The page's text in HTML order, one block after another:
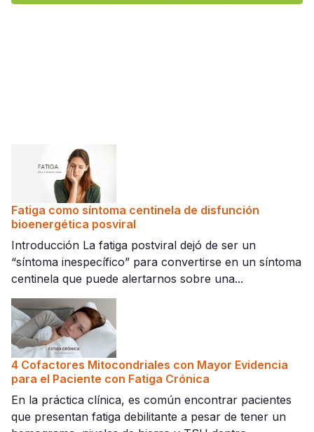
Fatiga como síntoma centinela de disfunción
bioenergética posviral
Introducción La fatiga postviral dejó de ser un
“síntoma inespecífico” para convertirse en un síntoma
centinela que puede alertarnos sobre una...
4 Cofactores Mitocondriales con Mayor Evidencia
para el Paciente con Fatiga Crónica
En la práctica clínica, es común encontrar pacientes
que presentan fatiga debilitante a pesar de tener un